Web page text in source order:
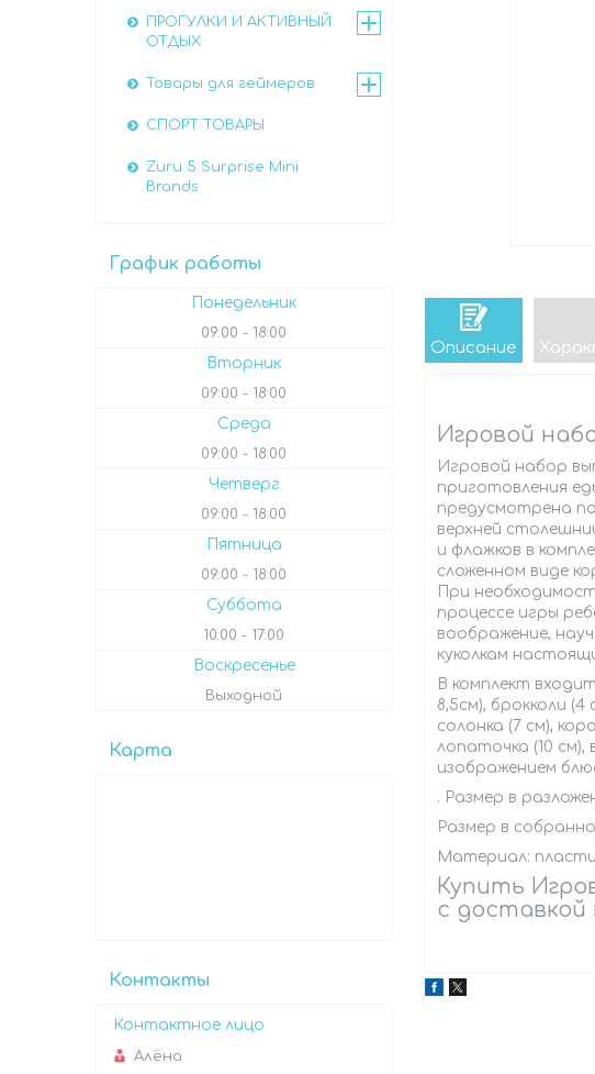
Описание
Игровой
Игровой набор
приготовления
предусмотрена
верхней
и флажков в
сложенном виде
При
процессе игры
воображение,
куколкам
В комплект
8,5см), брокколи (4
солонка (7 см),
лопаточка (10 см),
изображением
. Размер в
Размер в
Материал:
Купить
с
ПРОГУЛКИ И АКТИВНЫЙ
ОТДЫХ
Товары для геймеров
СПОРТ ТОВАРЫ
Zuru 5 Surprise Mini
Brands
График работы
Понедельник
09:00 18:00
Вторник
09:00 18:00
Среда
09:00 18:00
Четверг
09:00 18:00
Пятница
09:00 18:00
Суббота
10:00 17:00
Воскресенье
Выходной
Карта
Контакты
Алёна